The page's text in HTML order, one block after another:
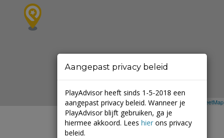
Leaflet | ©Mapbox © OpenStreetMap
Aangepast privacy beleid
PlayAdvisor heeft sinds 1-5-2018 een
aangepast privacy beleid. Wanneer je
PlayAdvisor blijft gebruiken, ga je
hiermee akkoord. Lees hier ons privacy
beleid.